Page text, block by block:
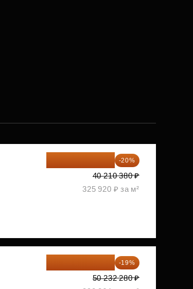
-20%
40 210 380 ₽
325 920 ₽ за м²
-19%
50 232 280 ₽